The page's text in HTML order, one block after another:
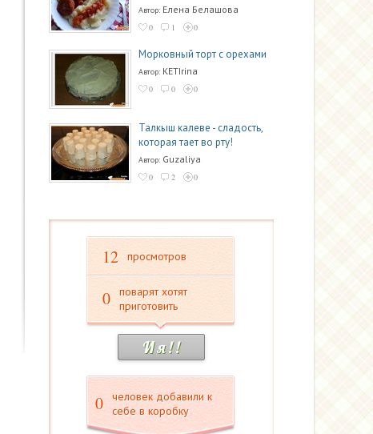
Автор: Елена Белашова
0 1 0
Морковный торт с орехами
Автор: KETIrina
0 0 0
Талкыш калеве - сладость,
которая тает во рту!
Автор: Guzaliya
0 2 0
12 просмотров
0
поварят хотят
приготовить
И я ! !
0
человек добавили к
себе в коробку